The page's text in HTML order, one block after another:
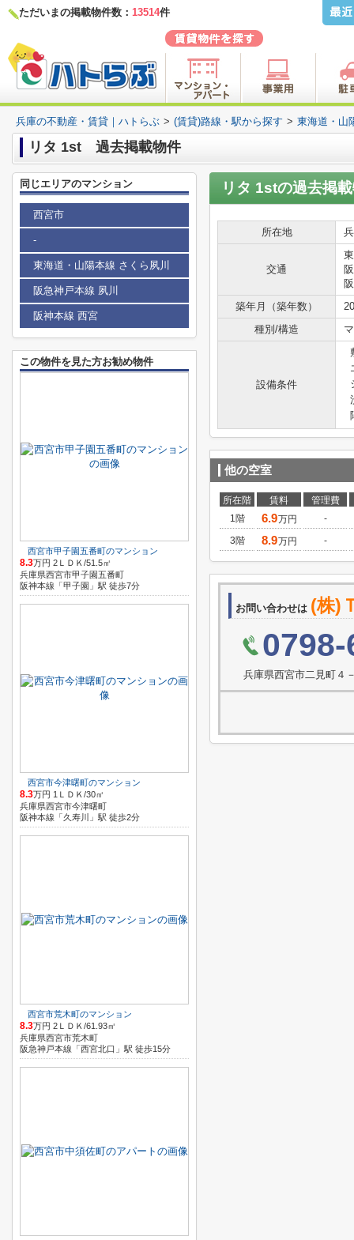
ただいまの掲載物件数： 13514件
兵庫の不動産・賃貸｜ハトらぶ > (賃貸)路線・駅から探す > 東海道・山
リタ 1st 過去掲載物件
リタ 1stの過去掲
所在地
交通
築年月（築年数）
種別/構造
設備条件
他の空室
所在階 賃料
管理費
1階
6.9万円
-
3階
8.9万円 -
お問い合わせは (株)
兵庫県西宮市二見町４
同じエリアのマンション
西宮市
-
東海道・山陽本線 さくら夙川
阪急神戸本線 夙川
阪神本線 西宮
この物件を見た方お勧め物件
西宮市甲子園五番町のマンション
8.3万円 2ＬＤＫ/51.5㎡
兵庫県西宮市甲子園五番町
阪神本線「甲子園」駅 徒歩7分
西宮市今津曙町のマンション
8.3万円 1ＬＤＫ/30㎡
兵庫県西宮市今津曙町
阪神本線「久寿川」駅 徒歩2分
西宮市荒木町のマンション
8.3万円 2ＬＤＫ/61.93㎡
兵庫県西宮市荒木町
阪急神戸本線「西宮北口」駅 徒歩15分